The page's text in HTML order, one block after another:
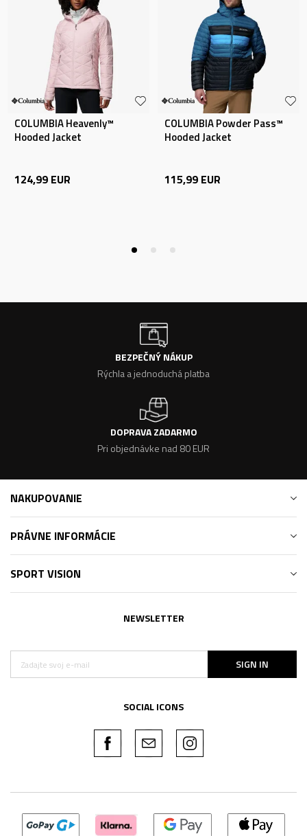
COLUMBIA Heavenly™
Hooded Jacket
124,99 EUR
COLUMBIA Powder Pass™
Hooded Jacket
115,99 EUR
BEZPEČNÝ NÁKUP
Rýchla a jednoduchá platba
DOPRAVA ZADARMO
Pri objednávke nad 80 EUR
NAKUPOVANIE
PRÁVNE INFORMÁCIE
SPORT VISION
NEWSLETTER
SIGN IN
SOCIAL ICONS